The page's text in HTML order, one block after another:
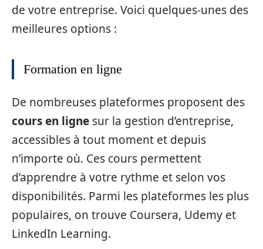
de votre entreprise. Voici quelques-unes des
meilleures options :
Formation en ligne
De nombreuses plateformes proposent des
cours en ligne sur la gestion d’entreprise,
accessibles à tout moment et depuis
n’importe où. Ces cours permettent
d’apprendre à votre rythme et selon vos
disponibilités. Parmi les plateformes les plus
populaires, on trouve Coursera, Udemy et
LinkedIn Learning.